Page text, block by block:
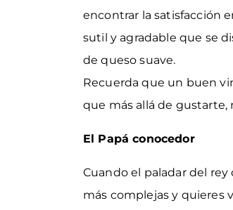
encontrar la satisfacción
sutil y agradable que se
de queso suave.
Recuerda que un buen
que más allá de gustarte,
El Papá conocedor
Cuando el paladar del
más complejas y quieres